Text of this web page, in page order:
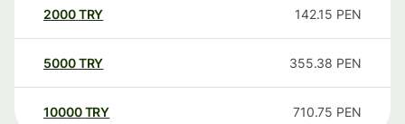
2000TRY 142.15 PEN
5000TRY 355.38 PEN
10000 TRY 710.75 PEN